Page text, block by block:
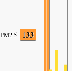
PM2.5 133